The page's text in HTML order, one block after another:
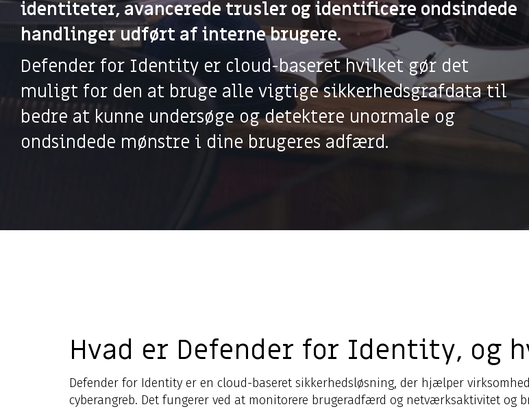
Databasehåndtering
Cloud & Hosting Services
FutureForms
Database Managed Services
Consulting Services
Applikationsdrift og support
Hardware
Møderumsløsninger
Life Cycle Management
Bruttolønsordning
Microsoft 365 Cost Control
Copilot+
CO2-aftryk på IT
identiteter, avancerede trusler og identificere ondsindede
handlinger udført af interne brugere.
Defender for Identity er cloud-baseret hvilket gør det
muligt for den at bruge alle vigtige sikkerhedsgrafdata til
bedre at kunne undersøge og detektere unormale og
ondsindede mønstre i dine brugeres adfærd.
Hvad er Defender for Identity, og
Defender for Identity er en cloud-baseret sikkerhedsløsning, der hjælper
cyberangreb. Det fungerer ved at monitorere brugeradfærd og netværksaktivitet